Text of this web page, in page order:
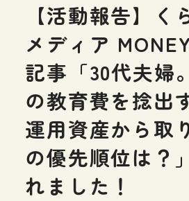
【活動報告】く
メディア
記事「30代夫婦
の教育費を捻出
運用資産から取
の優先順位は？
れました！